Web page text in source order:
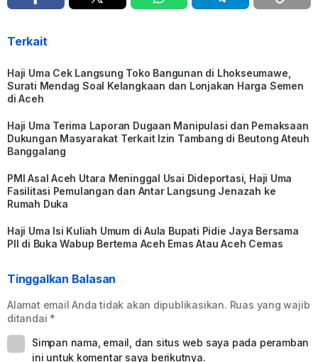
Terkait
Haji Uma Cek Langsung Toko Bangunan di Lhokseumawe,
Surati Mendag Soal Kelangkaan dan Lonjakan Harga Semen
di Aceh
Haji Uma Terima Laporan Dugaan Manipulasi dan Pemaksaan
Dukungan Masyarakat Terkait Izin Tambang di Beutong Ateuh
Banggalang
PMI Asal Aceh Utara Meninggal Usai Dideportasi, Haji Uma
Fasilitasi Pemulangan dan Antar Langsung Jenazah ke
Rumah Duka
Haji Uma Isi Kuliah Umum di Aula Bupati Pidie Jaya Bersama
PII di Buka Wabup Bertema Aceh Emas Atau Aceh Cemas
Tinggalkan Balasan
Alamat email Anda tidak akan dipublikasikan. Ruas yang wajib
ditandai *
Simpan nama, email, dan situs web saya pada peramban
ini untuk komentar saya berikutnya.